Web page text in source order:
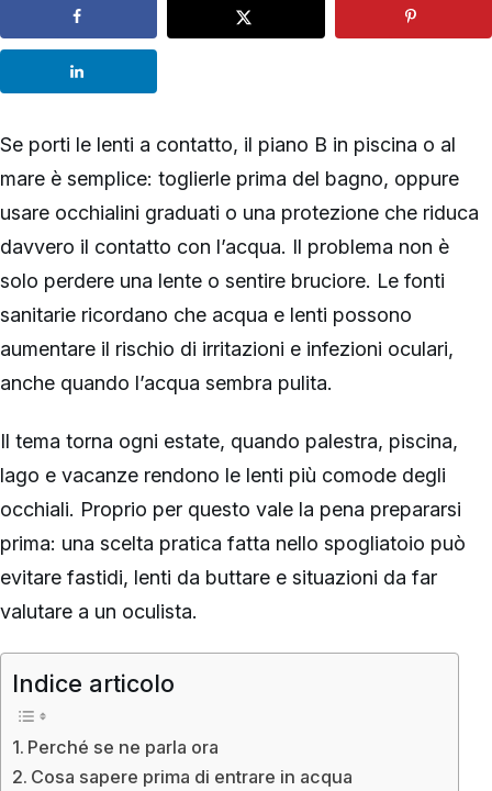
Se porti le lenti a contatto, il piano B in piscina o al
mare è semplice: toglierle prima del bagno, oppure
usare occhialini graduati o una protezione che riduca
davvero il contatto con l’acqua. Il problema non è
solo perdere una lente o sentire bruciore. Le fonti
sanitarie ricordano che acqua e lenti possono
aumentare il rischio di irritazioni e infezioni oculari,
anche quando l’acqua sembra pulita.
Il tema torna ogni estate, quando palestra, piscina,
lago e vacanze rendono le lenti più comode degli
occhiali. Proprio per questo vale la pena prepararsi
prima: una scelta pratica fatta nello spogliatoio può
evitare fastidi, lenti da buttare e situazioni da far
valutare a un oculista.
Indice articolo
Perché se ne parla ora
Cosa sapere prima di entrare in acqua